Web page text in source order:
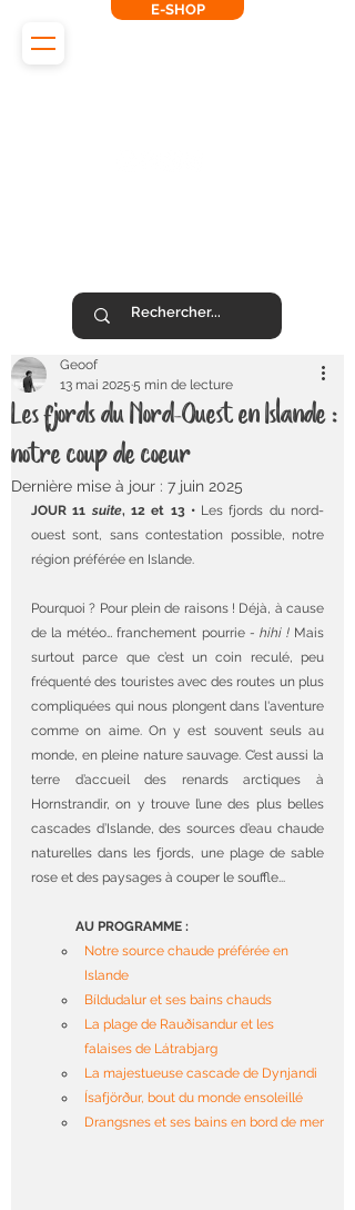
E-SHOP
Les fjords du Nord-Ouest en Islande :
notre coup de coeur
Geoof
13 mai 2025 5 min de lecture
Dernière mise à jour : 7 juin 2025
JOUR 11 suite, 12 et 13 • Les fjords du nord-
ouest sont, sans contestation possible, notre
région préférée en Islande.
Pourquoi ? Pour plein de raisons ! Déjà, à cause
de la météo… franchement pourrie - hihi ! Mais
surtout parce que c’est un coin reculé, peu
fréquenté des touristes avec des routes un plus
compliquées qui nous plongent dans l'aventure
comme on aime. On y est souvent seuls au
monde, en pleine nature sauvage. C’est aussi la
terre d’accueil des renards arctiques à
Hornstrandir, on y trouve l’une des plus belles
cascades d’Islande, des sources d’eau chaude
naturelles dans les fjords, une plage de sable
rose et des paysages à couper le souffle...
AU PROGRAMME :
Notre source chaude préférée en
Islande
Bíldudalur et ses bains chauds
La plage de Rauðisandur et les
falaises de Látrabjarg
La majestueuse cascade de Dynjandi
Ísafjörður, bout du monde ensoleillé
Drangsnes et ses bains en bord de mer